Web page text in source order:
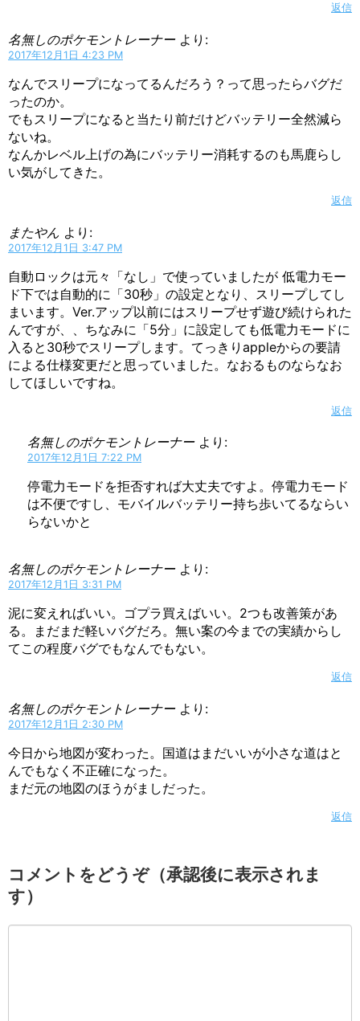
返信
名無しのポケモントレーナー より:
2017年12月1日 4:23 PM
なんでスリープになってるんだろう？って思ったらバグだ
ったのか。
でもスリープになると当たり前だけどバッテリー全然減ら
ないね。
なんかレベル上げの為にバッテリー消耗するのも馬鹿らし
い気がしてきた。
返信
またやん より:
2017年12月1日 3:47 PM
自動ロックは元々「なし」で使っていましたが 低電力モー
ド下では自動的に「30秒」の設定となり、スリープしてし
まいます。Ver.アップ以前にはスリープせず遊び続けられた
んですが、、ちなみに「5分」に設定しても低電力モードに
入ると30秒でスリープします。てっきりappleからの要請
による仕様変更だと思っていました。なおるものならなお
してほしいですね。
返信
名無しのポケモントレーナー より:
2017年12月1日 7:22 PM
停電力モードを拒否すれば大丈夫ですよ。停電力モード
は不便ですし、モバイルバッテリー持ち歩いてるならい
らないかと
名無しのポケモントレーナー より:
2017年12月1日 3:31 PM
泥に変えればいい。ゴプラ買えばいい。2つも改善策があ
る。まだまだ軽いバグだろ。無い案の今までの実績からし
てこの程度バグでもなんでもない。
返信
名無しのポケモントレーナー より:
2017年12月1日 2:30 PM
今日から地図が変わった。国道はまだいいが小さな道はと
んでもなく不正確になった。
まだ元の地図のほうがましだった。
返信
コメントをどうぞ（承認後に表示されま
す）